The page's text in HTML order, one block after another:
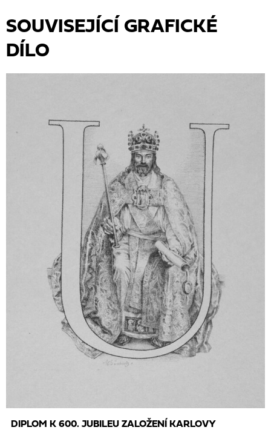
SOUVISEJÍCÍ GRAFICKÉ
DÍLO
DIPLOM K 600. JUBILEU ZALOŽENÍ KARLOVY